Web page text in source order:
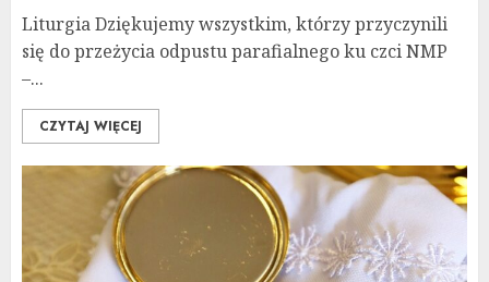
Liturgia Dziękujemy wszystkim, którzy przyczynili
się do przeżycia odpustu parafialnego ku czci NMP
–...
CZYTAJ WIĘCEJ